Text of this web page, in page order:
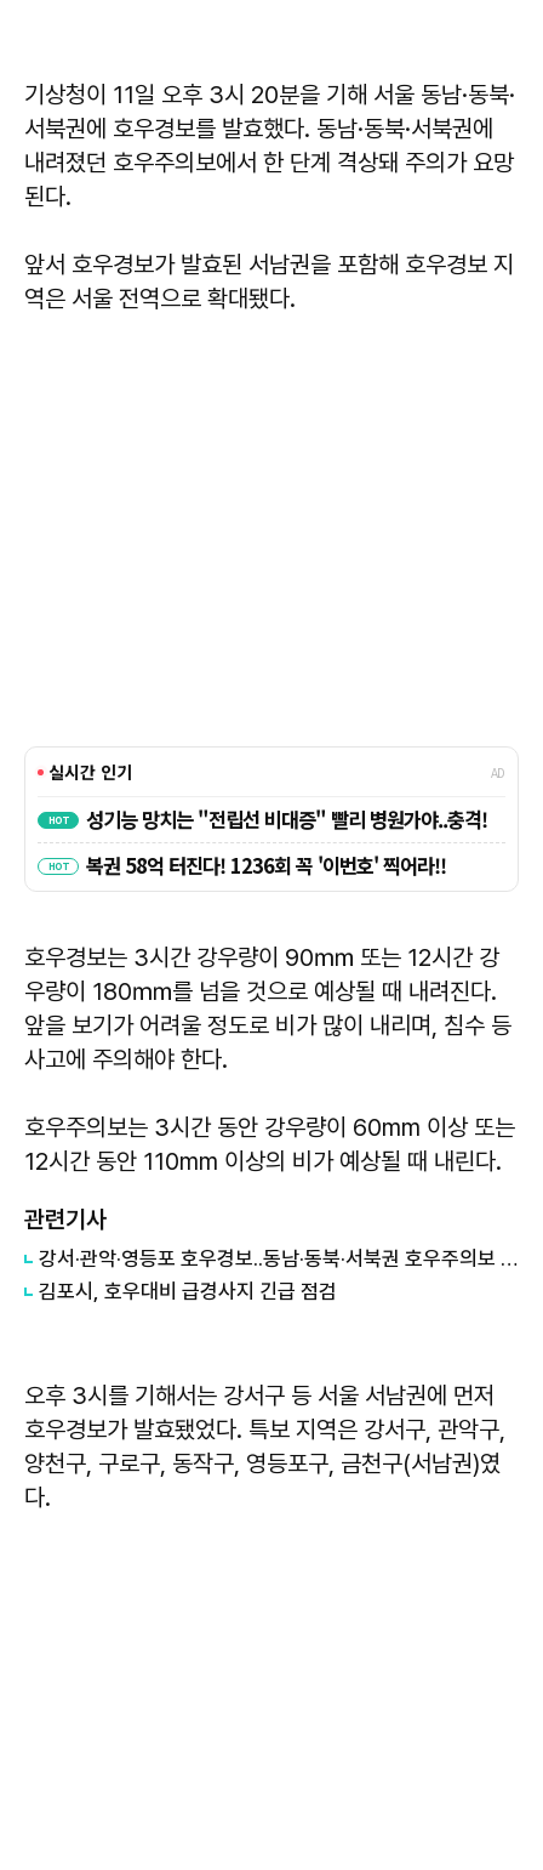
기상청이 11일 오후 3시 20분을 기해 서울 동남·동북·
서북권에 호우경보를 발효했다. 동남·동북·서북권에
내려졌던 호우주의보에서 한 단계 격상돼 주의가 요망
된다.
앞서 호우경보가 발효된 서남권을 포함해 호우경보 지
역은 서울 전역으로 확대됐다.
호우경보는 3시간 강우량이 90㎜ 또는 12시간 강
우량이 180㎜를 넘을 것으로 예상될 때 내려진다.
앞을 보기가 어려울 정도로 비가 많이 내리며, 침수 등
사고에 주의해야 한다.
호우주의보는 3시간 동안 강우량이 60mm 이상 또는
12시간 동안 110mm 이상의 비가 예상될 때 내린다.
관련기사
강서·관악·영등포 호우경보..동남·동북·서북권 호우주의보 유지
김포시, 호우대비 급경사지 긴급 점검
오후 3시를 기해서는 강서구 등 서울 서남권에 먼저
호우경보가 발효됐었다. 특보 지역은 강서구, 관악구,
양천구, 구로구, 동작구, 영등포구, 금천구(서남권)였
다.